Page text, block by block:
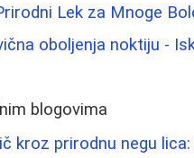
Lek za Mnoge
oboljenja noktiju -
blogovima
kroz prirodnu negu lica: